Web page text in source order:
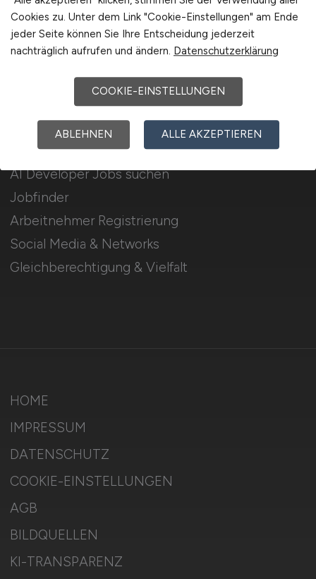
Für Arbeitnehmer
AI Developer Jobs suchen
Jobfinder
Arbeitnehmer Registrierung
Social Media & Networks
Gleichberechtigung & Vielfalt
Arbeitgeber Seite
Arbeitgeber Kontakt
HOME
IMPRESSUM
DATENSCHUTZ
COOKIE-EINSTELLUNGEN
AGB
BILDQUELLEN
KI-TRANSPARENZ
Cookies zu. Unter dem Link "Cookie-Einstellungen" am Ende
jeder Seite können Sie Ihre Entscheidung jederzeit
nachträglich aufrufen und ändern. Datenschutzerklärung
COOKIE-EINSTELLUNGEN
ABLEHNEN ALLE AKZEPTIEREN